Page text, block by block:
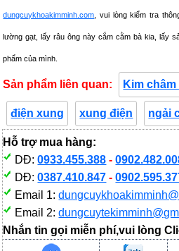
dungcuykhoakimminh.com , vui lòng kiểm tra
lường gạt, lấy râu ông này cắm cằm bà kia, lấy
phẩm của mình.
Sản phẩm liên quan: Kim
điện xung xung điện ngải
Hỗ trợ mua hàng:
DĐ:0933.455.388 -
DĐ:0387.410.847 -
Email 1:
Email 2:
Nhắn tin gọi miễn phí,vui lòng